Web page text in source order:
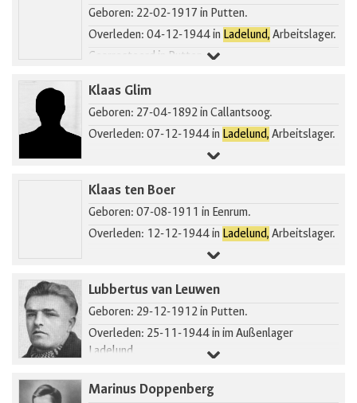
Geboren: 22-02-1917 in Putten.
Overleden: 04-12-1944 in Ladelund, Arbeitslager.
Gearresteerd in Putten.
Klaas Glim
Geboren: 27-04-1892 in Callantsoog.
Overleden: 07-12-1944 in Ladelund, Arbeitslager.
Klaas ten Boer
Geboren: 07-08-1911 in Eenrum.
Overleden: 12-12-1944 in Ladelund, Arbeitslager.
Lubbertus van Leuwen
Geboren: 29-12-1912 in Putten.
Overleden: 25-11-1944 in im Außenlager
Ladelund.
Marinus Doppenberg